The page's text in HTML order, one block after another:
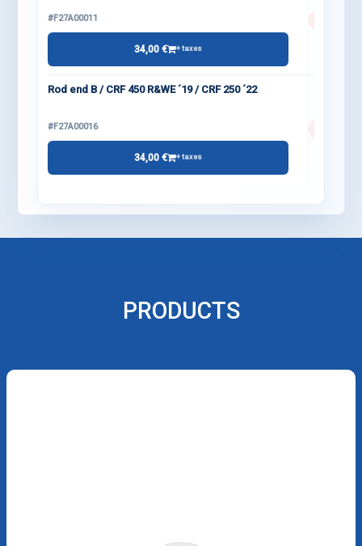
#F27A00011
34,00 € + taxes
Rod end B / CRF 450 R&WE ´19 / CRF 250 ´22
#F27A00016
34,00 € + taxes
PRODUCTS